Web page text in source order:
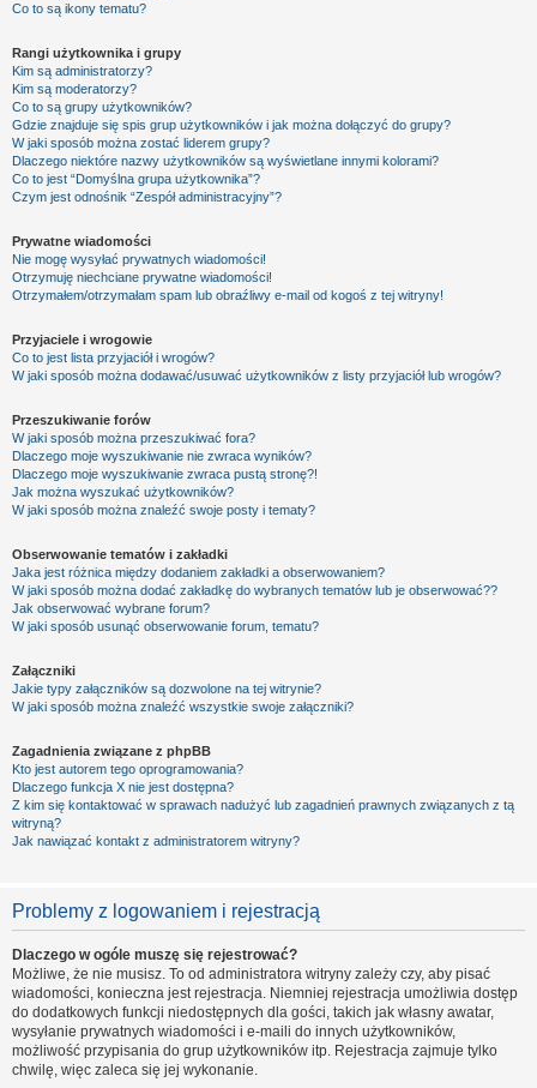
Co to są ikony tematu?
Rangi użytkownika i grupy
Kim są administratorzy?
Kim są moderatorzy?
Co to są grupy użytkowników?
Gdzie znajduje się spis grup użytkowników i jak można dołączyć do grupy?
W jaki sposób można zostać liderem grupy?
Dlaczego niektóre nazwy użytkowników są wyświetlane innymi kolorami?
Co to jest “Domyślna grupa użytkownika”?
Czym jest odnośnik “Zespół administracyjny”?
Prywatne wiadomości
Nie mogę wysyłać prywatnych wiadomości!
Otrzymuję niechciane prywatne wiadomości!
Otrzymałem/otrzymałam spam lub obraźliwy e-mail od kogoś z tej witryny!
Przyjaciele i wrogowie
Co to jest lista przyjaciół i wrogów?
W jaki sposób można dodawać/usuwać użytkowników z listy przyjaciół lub wrogów?
Przeszukiwanie forów
W jaki sposób można przeszukiwać fora?
Dlaczego moje wyszukiwanie nie zwraca wyników?
Dlaczego moje wyszukiwanie zwraca pustą stronę?!
Jak można wyszukać użytkowników?
W jaki sposób można znaleźć swoje posty i tematy?
Obserwowanie tematów i zakładki
Jaka jest różnica między dodaniem zakładki a obserwowaniem?
W jaki sposób można dodać zakładkę do wybranych tematów lub je obserwować??
Jak obserwować wybrane forum?
W jaki sposób usunąć obserwowanie forum, tematu?
Załączniki
Jakie typy załączników są dozwolone na tej witrynie?
W jaki sposób można znaleźć wszystkie swoje załączniki?
Zagadnienia związane z phpBB
Kto jest autorem tego oprogramowania?
Dlaczego funkcja X nie jest dostępna?
Z kim się kontaktować w sprawach nadużyć lub zagadnień prawnych związanych z tą
witryną?
Jak nawiązać kontakt z administratorem witryny?
Problemy z logowaniem i rejestracją
Dlaczego w ogóle muszę się rejestrować?
Możliwe, że nie musisz. To od administratora witryny zależy czy, aby pisać
wiadomości, konieczna jest rejestracja. Niemniej rejestracja umożliwia dostęp
do dodatkowych funkcji niedostępnych dla gości, takich jak własny awatar,
wysyłanie prywatnych wiadomości i e-maili do innych użytkowników,
możliwość przypisania do grup użytkowników itp. Rejestracja zajmuje tylko
chwilę, więc zaleca się jej wykonanie.